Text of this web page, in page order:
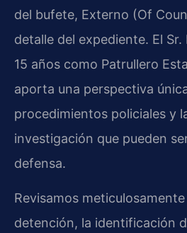
del bufete, Externo (Of
detalle del expediente. El
15 años como Patrullero
aporta una perspectiva
procedimientos policiales y
investigación que pueden
defensa.
Revisamos
detención, la identificación